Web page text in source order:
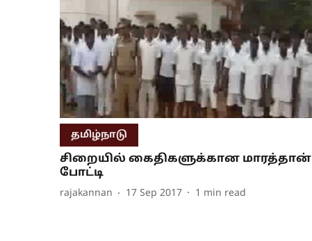
தமிழ்நாடு
சிறையில் கைதிகளுக்கான மாரத்தான்
போட்டி
rajakannan 17 Sep 2017 1 min read